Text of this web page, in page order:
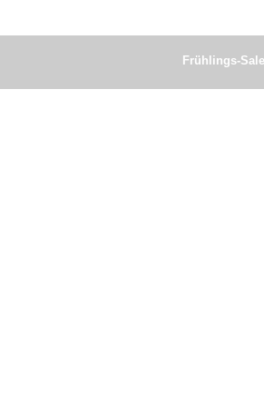
Frühlings-